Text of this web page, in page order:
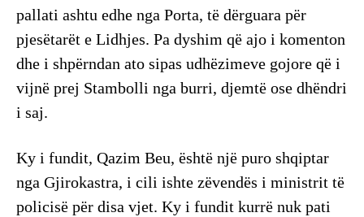
pallati ashtu edhe nga Porta, të dërguara për
pjesëtarët e Lidhjes. Pa dyshim që ajo i komenton
dhe i shpërndan ato sipas udhëzimeve gojore që i
vijnë prej Stambolli nga burri, djemtë ose dhëndri
i saj.
Ky i fundit, Qazim Beu, është një puro shqiptar
nga Gjirokastra, i cili ishte zëvendës i ministrit të
policisë për disa vjet. Ky i fundit kurrë nuk pati